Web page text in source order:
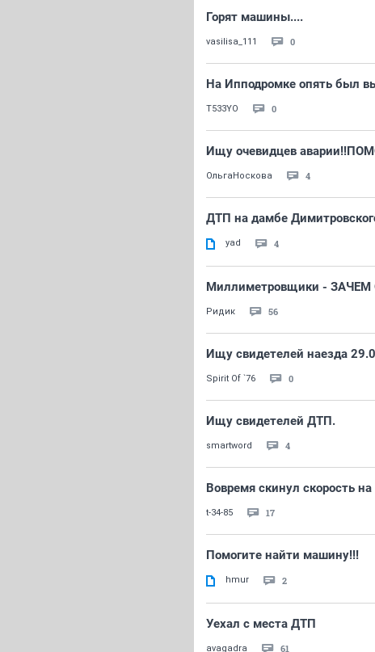
Горят машины....
vasilisa_111 0
На Ипподромке опять был
T533YO 0
Ищу очевидцев
ОльгаНоскова 4
ДТП на дамбе
yad 4
Миллиметровщики -
Ридик 56
Ищу свидетелей наезда
Spirit Of `76 0
Ищу свидетелей ДТП.
smartword 4
Вовремя скинул скорость
t-34-85 17
Помогите найти машину!!!
hmur 2
Уехал с места ДТП
avagadra 61